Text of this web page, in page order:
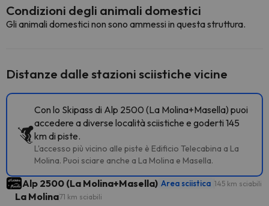
Condizioni degli animali domestici
Gli animali domestici non sono ammessi in questa struttura.
Distanze dalle stazioni sciistiche vicine
Con lo Skipass di Alp 2500 (La Molina+Masella) puoi
accedere a diverse località sciistiche e goderti 145
km di piste.
L'accesso più vicino alle piste è Edificio Telecabina a La
Molina. Puoi sciare anche a La Molina e Masella.
Alp 2500 (La Molina+Masella) Area sciistica 145 km sciabili
La Molina71 km sciabili